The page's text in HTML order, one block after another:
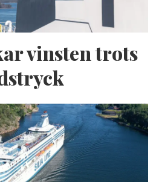
vinsten trots